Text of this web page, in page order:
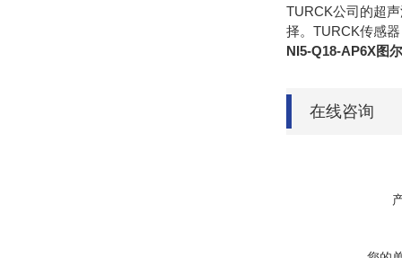
TURCK公司的超
择。TURCK传感
NI5-Q18-AP6X图
在线咨询